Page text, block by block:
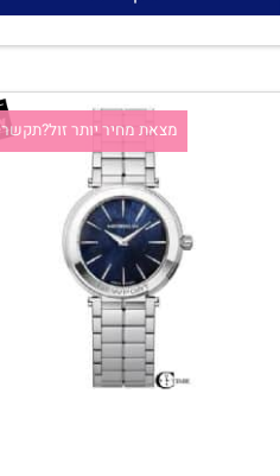
₪
1,665
הוסף לסל
מצאת מחיר יותר זול?תקשרו אלינו!